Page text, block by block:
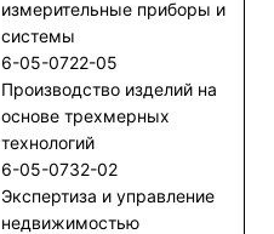
измерительные приборы и
системы
6-05-0722-05
Производство изделий на
основе трехмерных
технологий
6-05-0732-02
Экспертиза и управление
недвижимостью